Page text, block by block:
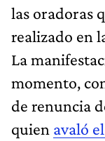
las oradoras
realizado en
La
momento,
de renuncia
quien avaló